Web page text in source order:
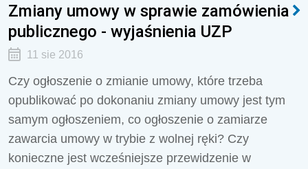
Zmiany umowy w sprawie zamówienia
publicznego - wyjaśnienia UZP
11 sie 2016
Czy ogłoszenie o zmianie umowy, które trzeba
opublikować po dokonaniu zmiany umowy jest tym
samym ogłoszeniem, co ogłoszenie o zamiarze
zawarcia umowy w trybie z wolnej ręki? Czy
konieczne jest wcześniejsze przewidzenie w